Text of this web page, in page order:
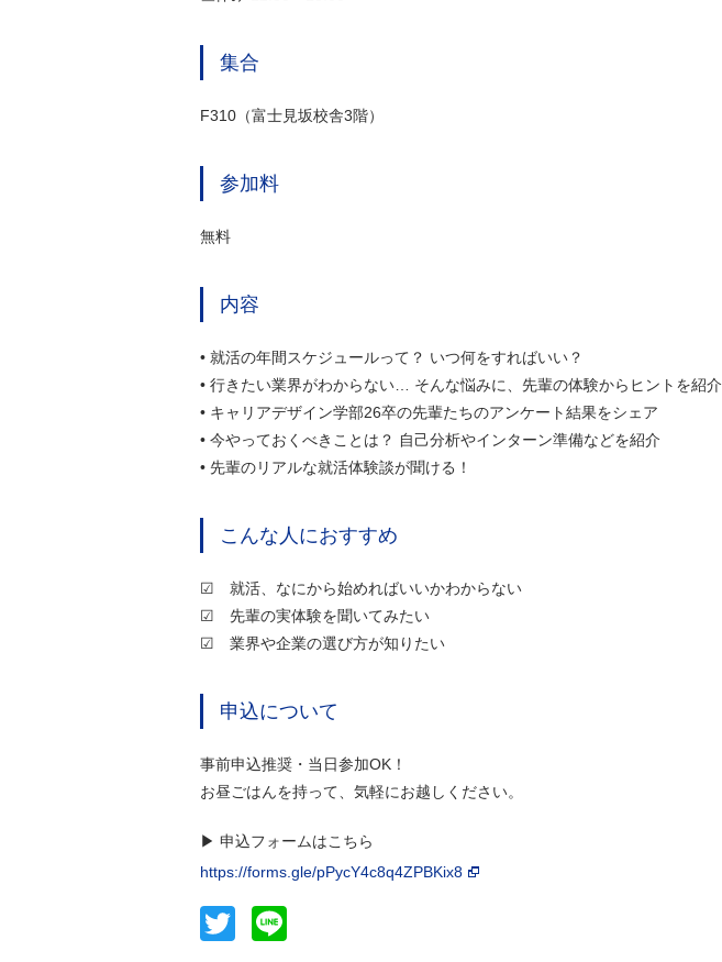
集合
F310（富士見坂校舎3階）
参加料
無料
内容
• 就活の年間スケジュールって？ いつ何をすればいい？
• 行きたい業界がわからない… そんな悩みに、先輩の体験からヒントを紹介
• キャリアデザイン学部26卒の先輩たちのアンケート結果をシェア
• 今やっておくべきことは？ 自己分析やインターン準備などを紹介
• 先輩のリアルな就活体験談が聞ける！
こんな人におすすめ
☑ 就活、なにから始めればいいかわからない
☑ 先輩の実体験を聞いてみたい
☑ 業界や企業の選び方が知りたい
申込について
事前申込推奨・当日参加OK！
お昼ごはんを持って、気軽にお越しください。
▶︎ 申込フォームはこちら
https://forms.gle/pPycY4c8q4ZPBKix8
Twitter